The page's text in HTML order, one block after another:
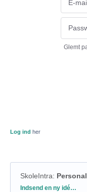
Glemt
Log ind her
SkoleIntra:
Kategorier
Indsend en ny idé…